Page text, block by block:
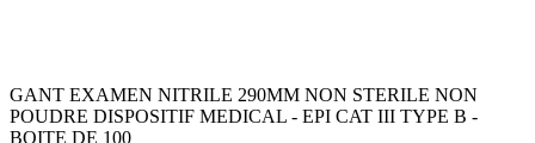
GANT EXAMEN NITRILE 290MM NON STERILE NON
POUDRE DISPOSITIF MEDICAL - EPI CAT III TYPE B -
BOITE DE 100